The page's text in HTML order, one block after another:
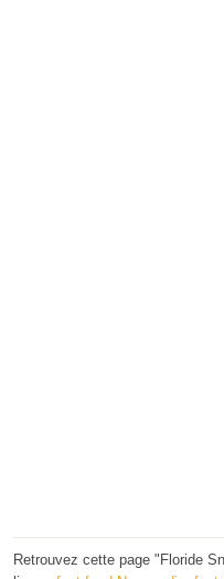
Retrouvez cette page "Floride